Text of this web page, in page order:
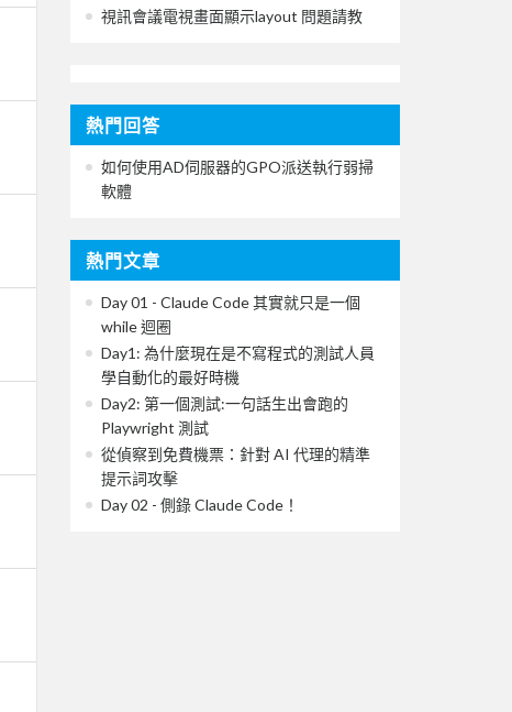
視訊會議電視畫面顯示layout 問題請教
熱門回答
如何使用AD伺服器的GPO派送執行弱掃
軟體
熱門文章
Day 01 - Claude Code 其實就只是一個
while 迴圈
Day1: 為什麼現在是不寫程式的測試人員
學自動化的最好時機
Day2: 第一個測試:一句話生出會跑的
Playwright 測試
從偵察到免費機票：針對 AI 代理的精準
提示詞攻擊
Day 02 - 側錄 Claude Code！